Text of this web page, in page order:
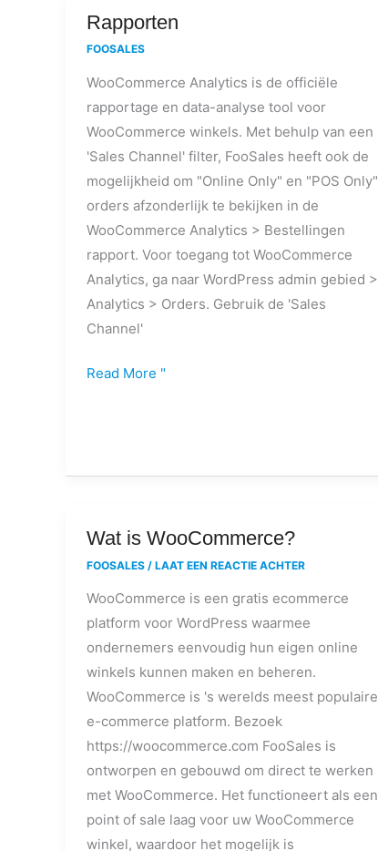
Rapporten
FOOSALES
WooCommerce Analytics is de officiële
rapportage en data-analyse tool voor
WooCommerce winkels. Met behulp van een
'Sales Channel' filter, FooSales heeft ook de
mogelijkheid om "Online Only" en "POS Only"
orders afzonderlijk te bekijken in de
WooCommerce Analytics > Bestellingen
rapport. Voor toegang tot WooCommerce
Analytics, ga naar WordPress admin gebied >
Analytics > Orders. Gebruik de 'Sales
Channel'
Rapporten
Read More "
Wat is WooCommerce?
FOOSALES / LAAT EEN REACTIE ACHTER
WooCommerce is een gratis ecommerce
platform voor WordPress waarmee
ondernemers eenvoudig hun eigen online
winkels kunnen maken en beheren.
WooCommerce is 's werelds meest populaire
e-commerce platform. Bezoek
https://woocommerce.com FooSales is
ontworpen en gebouwd om direct te werken
met WooCommerce. Het functioneert als een
point of sale laag voor uw WooCommerce
winkel, waardoor het mogelijk is
Wat
is